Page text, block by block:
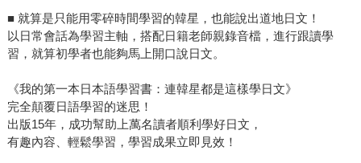
■ 就算是只能用零碎時間學習的韓星，也能說出道地日文！
以日常會話為學習主軸，搭配日籍老師親錄音檔，進行跟讀學
習，就算初學者也能夠馬上開口說日文。
《我的第一本日本語學習書：連韓星都是這樣學日文》
完全顛覆日語學習的迷思！
出版15年，成功幫助上萬名讀者順利學好日文，
有趣內容、輕鬆學習，學習成果立即見效！